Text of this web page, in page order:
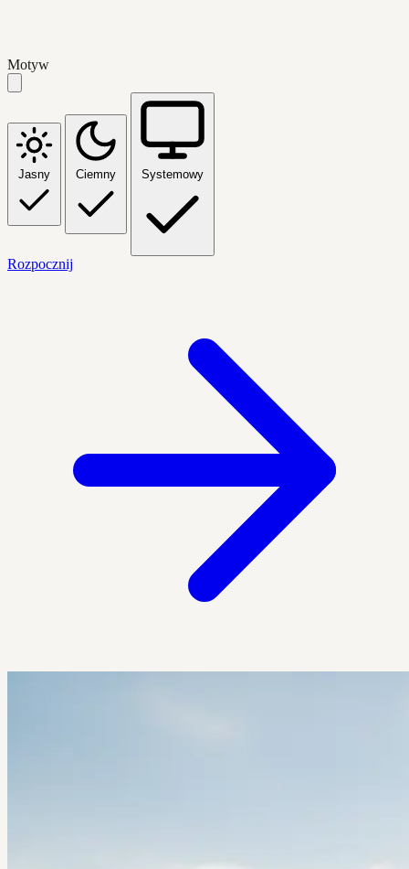
Motyw
Jasny Ciemny Systemowy
Rozpocznij